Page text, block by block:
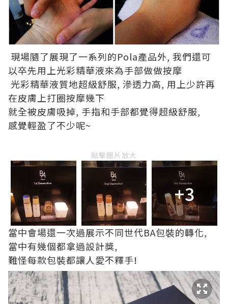
現場隨了展現了一系列的Pola產品外, 我們還可
以卒先用上光彩精華液來為手部做做按摩
光彩精華液質地超級舒服, 滲透力高, 用上少許再
在皮膚上打圈按摩幾下
就全被皮膚吸掉, 手指和手部都覺得超級舒服,
感覺輕盈了不少呢~
點擊圖片放大
+3
當中會場還一次過展示不同世代BA包裝的轉化,
當中有幾個都拿過設計獎,
難怪每款包裝都讓人愛不釋手!